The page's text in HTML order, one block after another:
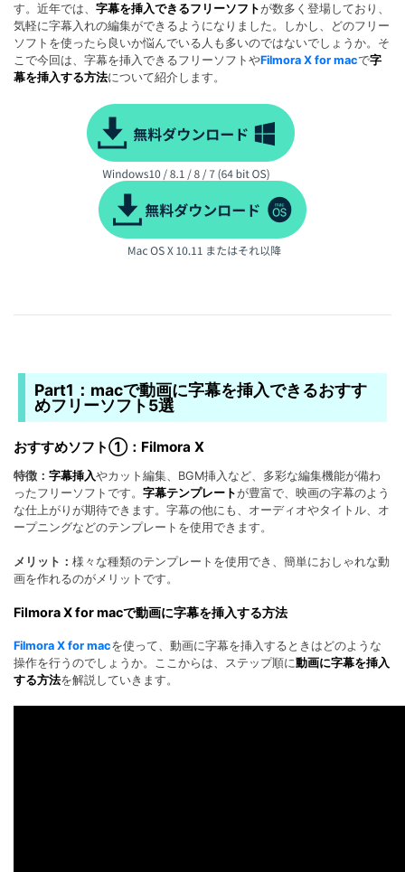
す。近年では、 字幕を挿入できるフリーソフトが数多く登場しており、
気軽に字幕入れの編集ができるようになりました。しかし、どのフリー
ソフトを使ったら良いか悩んでいる人も多いのではないでしょうか。そ
こで今回は、字幕を挿入できるフリーソフトやFilmora X for macで字
幕を挿入する方法について紹介します。
Part1：macで動画に字幕を挿入できるおすす
めフリーソフト5選
おすすめソフト①：Filmora X
特徴： 字幕挿入やカット編集、BGM挿入など、多彩な編集機能が備わ
ったフリーソフトです。 字幕テンプレートが豊富で、映画の字幕のよう
な仕上がりが期待できます。字幕の他にも、オーディオやタイトル、オ
ープニングなどのテンプレートを使用できます。
メリット： 様々な種類のテンプレートを使用でき、簡単におしゃれな動
画を作れるのがメリットです。
Filmora X for macで動画に字幕を挿入する方法
Filmora X for macを使って、動画に字幕を挿入するときはどのような
操作を行うのでしょうか。ここからは、ステップ順に動画に字幕を挿入
する方法を解説していきます。